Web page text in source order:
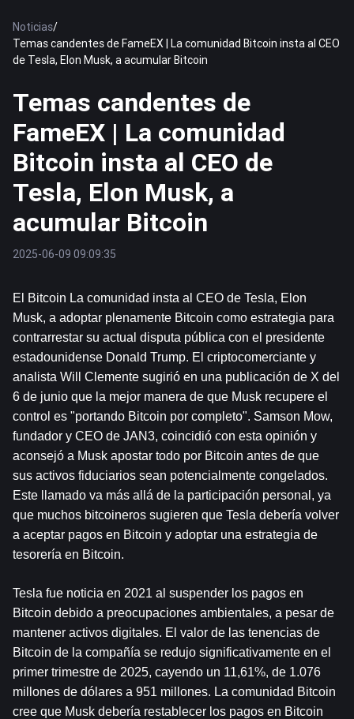
Noticias/
Temas candentes de FameEX | La comunidad Bitcoin insta al CEO
de Tesla, Elon Musk, a acumular Bitcoin
Temas candentes de
FameEX | La comunidad
Bitcoin insta al CEO de
Tesla, Elon Musk, a
acumular Bitcoin
2025-06-09 09:09:35
El Bitcoin La comunidad insta al CEO de Tesla, Elon
Musk, a adoptar plenamente Bitcoin como estrategia para
contrarrestar su actual disputa pública con el presidente
estadounidense Donald Trump. El criptocomerciante y
analista Will Clemente sugirió en una publicación de X del
6 de junio que la mejor manera de que Musk recupere el
control es "portando Bitcoin por completo". Samson Mow,
fundador y CEO de JAN3, coincidió con esta opinión y
aconsejó a Musk apostar todo por Bitcoin antes de que
sus activos fiduciarios sean potencialmente congelados.
Este llamado va más allá de la participación personal, ya
que muchos bitcoineros sugieren que Tesla debería volver
a aceptar pagos en Bitcoin y adoptar una estrategia de
tesorería en Bitcoin.
Tesla fue noticia en 2021 al suspender los pagos en
Bitcoin debido a preocupaciones ambientales, a pesar de
mantener activos digitales. El valor de las tenencias de
Bitcoin de la compañía se redujo significativamente en el
primer trimestre de 2025, cayendo un 11,61%, de 1.076
millones de dólares a 951 millones. La comunidad Bitcoin
cree que Musk debería restablecer los pagos en Bitcoin